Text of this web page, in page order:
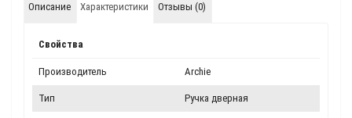
Описание Характеристики Отзывы (0)
Свойства
Производитель Archie
Тип Ручка дверная